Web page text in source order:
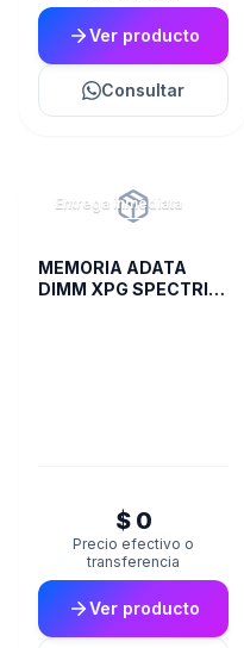
Ver producto
Consultar
Entrega inmediata
MEMORIA ADATA
DIMM XPG SPECTRIX
$ 0
Precio efectivo o
transferencia
Ver producto